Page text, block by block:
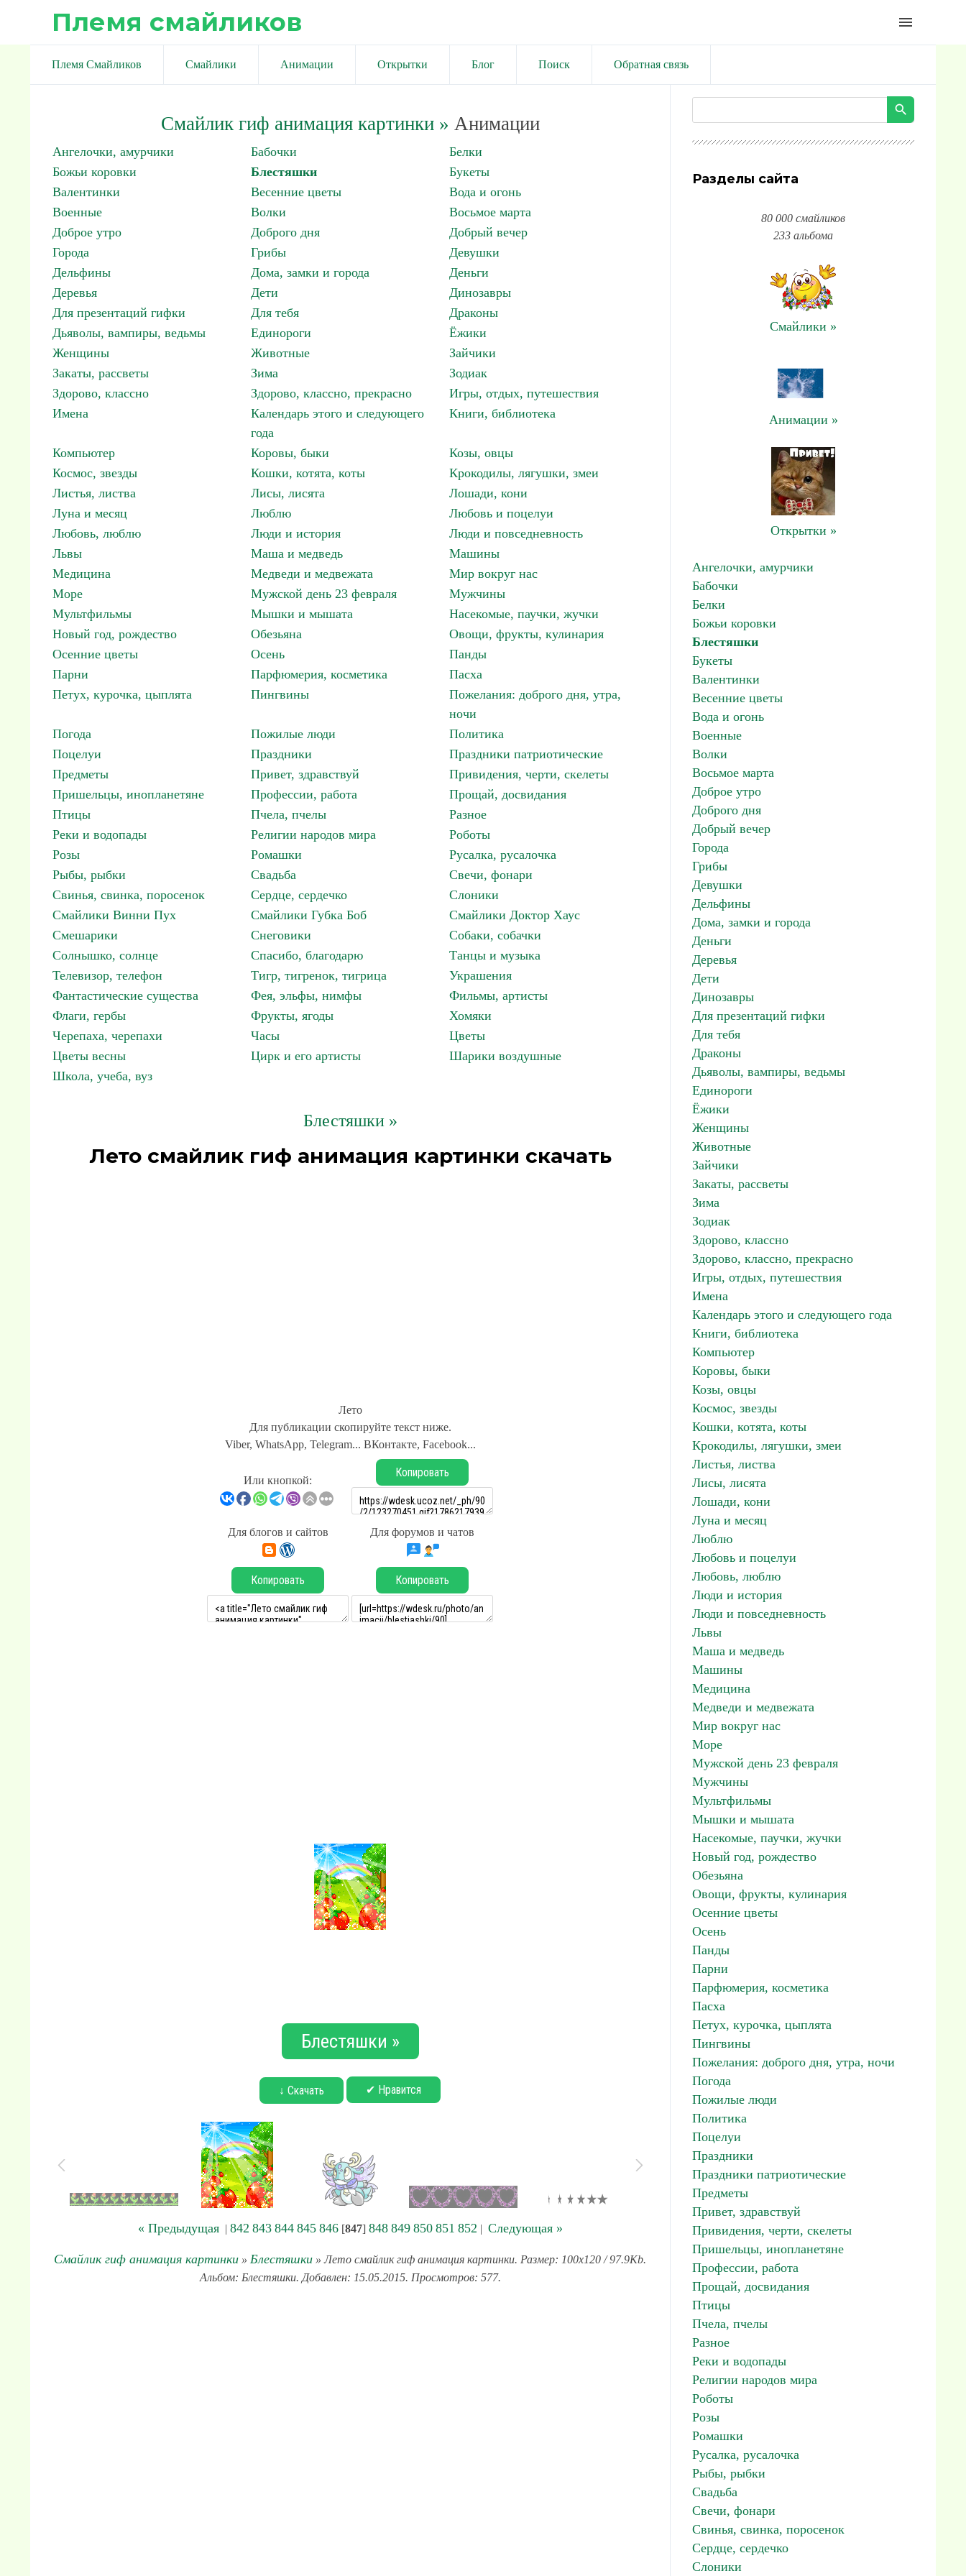
Племя смайликов menu
Племя Смайликов Смайлики Анимации Открытки Блог Поиск Обратная связь
Смайлик гиф анимация картинки» Анимации
Ангелочки, амурчики Бабочки
Белки
Божьи коровки
Блестяшки
Букеты
Валентинки
Весенние цветы
Вода и огонь
Военные
Волки
Восьмое марта
Доброе утро
Доброго дня
Добрый вечер
Города
Грибы
Девушки
Дельфины
Дома, замки и города
Деньги
Деревья
Дети
Динозавры
Для презентаций гифки
Для тебя
Драконы
Дьяволы, вампиры, ведьмы
Единороги
Ёжики
Женщины
Животные
Зайчики
Закаты, рассветы
Зима
Зодиак
Здорово, классно
Здорово, классно, прекрасно
Игры, отдых, путешествия
Имена
Календарь этого и следующего
года
Книги, библиотека
Компьютер Коровы, быки
Козы, овцы
Космос, звезды
Кошки, котята, коты
Крокодилы, лягушки, змеи
Листья, листва
Лисы, лисята
Лошади, кони
Луна и месяц
Люблю
Любовь и поцелуи
Любовь, люблю
Люди и история
Люди и повседневность
Львы
Маша и медведь
Машины
Медицина
Медведи и медвежата
Мир вокруг нас
Море
Мужской день 23 февраля
Мужчины
Мультфильмы
Мышки и мышата
Насекомые, паучки, жучки
Новый год, рождество
Обезьяна
Овощи, фрукты, кулинария
Осенние цветы
Осень
Панды
Парни
Парфюмерия, косметика
Пасха
Петух, курочка, цыплята
Пингвины
Пожелания: доброго дня, утра,
ночи
Погода
Пожилые люди
Политика
Поцелуи
Праздники
Праздники патриотические
Предметы
Привет, здравствуй
Привидения, черти, скелеты
Пришельцы, инопланетяне
Профессии, работа
Прощай, досвидания
Птицы
Пчела, пчелы
Разное
Реки и водопады
Религии народов мира
Роботы
Розы
Ромашки
Русалка, русалочка
Рыбы, рыбки
Свадьба
Свечи, фонари
Свинья, свинка, поросенок
Сердце, сердечко
Слоники
Смайлики Винни Пух
Смайлики Губка Боб
Смайлики Доктор Хаус
Смешарики
Снеговики
Собаки, собачки
Солнышко, солнце
Спасибо, благодарю
Танцы и музыка
Телевизор, телефон
Тигр, тигренок, тигрица
Украшения
Фантастические существа
Фея, эльфы, нимфы
Фильмы, артисты
Флаги, гербы
Фрукты, ягоды
Хомяки
Черепаха, черепахи
Часы
Цветы
Цветы весны
Цирк и его артисты
Шарики воздушные
Школа, учеба, вуз
Блестяшки »
Лето смайлик гиф анимация картинки скачать
Лето
Для публикации скопируйте текст ниже.
Viber, WhatsApp, Telegram... ВКонтакте, Facebook...
Или кнопкой:
Копировать
Для блогов и сайтов Для форумов и чатов
Копировать Копировать
Блестяшки »
↓ Скачать ✔ Нравится
« Предыдущая| 842 843 844 845 846[847] 848 849 850 851 852 | Следующая »
Смайлик гиф анимация картинки » Блестяшки » Лето смайлик гиф анимация картинки. Размер: 100x120 / 97.9Kb.
Альбом: Блестяшки. Добавлен: 15.05.2015. Просмотров: 577.
Разделы сайта
80 000 смайликов
233 альбома
Смайлики »
Анимации »
Открытки »
Ангелочки, амурчики
Бабочки
Белки
Божьи коровки
Блестяшки
Букеты
Валентинки
Весенние цветы
Вода и огонь
Военные
Волки
Восьмое марта
Доброе утро
Доброго дня
Добрый вечер
Города
Грибы
Девушки
Дельфины
Дома, замки и города
Деньги
Деревья
Дети
Динозавры
Для презентаций гифки
Для тебя
Драконы
Дьяволы, вампиры, ведьмы
Единороги
Ёжики
Женщины
Животные
Зайчики
Закаты, рассветы
Зима
Зодиак
Здорово, классно
Здорово, классно, прекрасно
Игры, отдых, путешествия
Имена
Календарь этого и следующего года
Книги, библиотека
Компьютер
Коровы, быки
Козы, овцы
Космос, звезды
Кошки, котята, коты
Крокодилы, лягушки, змеи
Листья, листва
Лисы, лисята
Лошади, кони
Луна и месяц
Люблю
Любовь и поцелуи
Любовь, люблю
Люди и история
Люди и повседневность
Львы
Маша и медведь
Машины
Медицина
Медведи и медвежата
Мир вокруг нас
Море
Мужской день 23 февраля
Мужчины
Мультфильмы
Мышки и мышата
Насекомые, паучки, жучки
Новый год, рождество
Обезьяна
Овощи, фрукты, кулинария
Осенние цветы
Осень
Панды
Парни
Парфюмерия, косметика
Пасха
Петух, курочка, цыплята
Пингвины
Пожелания: доброго дня, утра, ночи
Погода
Пожилые люди
Политика
Поцелуи
Праздники
Праздники патриотические
Предметы
Привет, здравствуй
Привидения, черти, скелеты
Пришельцы, инопланетяне
Профессии, работа
Прощай, досвидания
Птицы
Пчела, пчелы
Разное
Реки и водопады
Религии народов мира
Роботы
Розы
Ромашки
Русалка, русалочка
Рыбы, рыбки
Свадьба
Свечи, фонари
Свинья, свинка, поросенок
Сердце, сердечко
Слоники